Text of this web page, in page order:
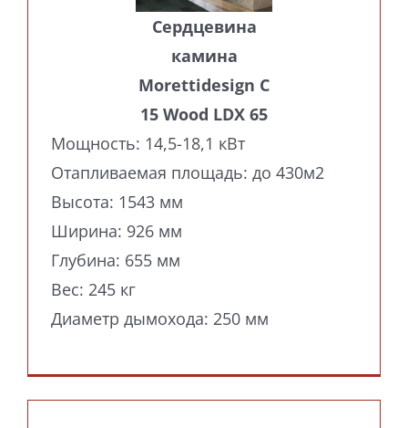
Сердцевина
камина
Morettidesign C
15 Wood LDX 65
Мощность: 14,5-18,1 кВт
Отапливаемая площадь: до 430м2
Высота: 1543 мм
Ширина: 926 мм
Глубина: 655 мм
Вес: 245 кг
Диаметр дымохода: 250 мм